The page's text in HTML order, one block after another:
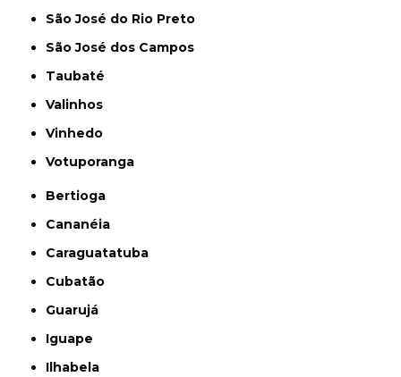
São José do Rio Preto
São José dos Campos
Taubaté
Valinhos
Vinhedo
Votuporanga
Bertioga
Cananéia
Caraguatatuba
Cubatão
Guarujá
Iguape
Ilhabela